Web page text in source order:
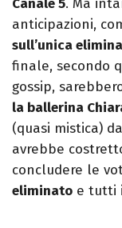
Canale 5. Ma
anticipazioni,
sull’unica
finale, secondo
gossip,
la ballerina
(quasi mistica)
avrebbe
concludere le
eliminato e tutti